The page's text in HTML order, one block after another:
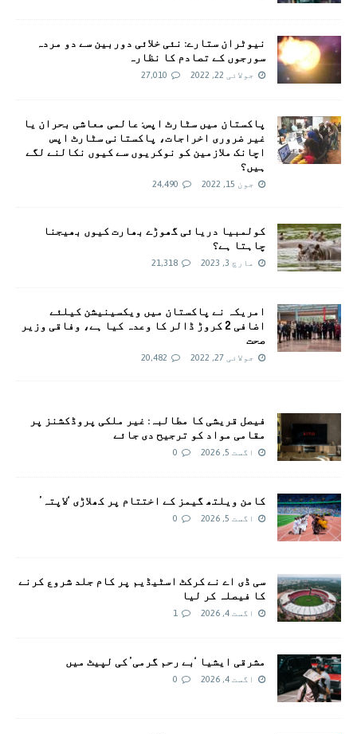
نیوٹران ستارے: نئی خلائی دوربین سے دو مردہ
سورجوں کے تصادم کا نظارہ
جولائی 22, 2022 27,010
پاکستان میں سٹارٹ اپس: عالمی معاشی بحران یا
غیر ضروری اخراجات، پاکستانی سٹارٹ اپس
اچانک ملازمین کو نوکریوں سے کیوں نکالنے لگے
ہیں؟
جون 15, 2022 24,490
کولمبیا دریائی گھوڑے بھارت کیوں بھیجنا
چاہتا ہے؟
مارچ 3, 2023 21,318
امريکہ نے پاکستان میں ویکسینیشن کیلئے
اضافی 2 کروڑ ڈالر کا وعدہ کیا ہے، وفاقی وزیر
صحت
جولائی 27, 2022 20,482
فیصل قریشی کا مطالبہ: غیر ملکی پروڈکشنز پر
مقامی مواد کو ترجیح دی جائے
اگست 5, 2026 0
کامن ویلتھ گیمز کے اختتام پر کھلاڑی ‘لاپتہ’
اگست 5, 2026 0
سی ڈی اے نے کرکٹ اسٹیڈیم پر کام جلد شروع کرنے
کا فیصلہ کر لیا
اگست 4, 2026 1
مشرقی ایشیا ‘بے رحم گرمی’ کی لپیٹ میں
اگست 4, 2026 0